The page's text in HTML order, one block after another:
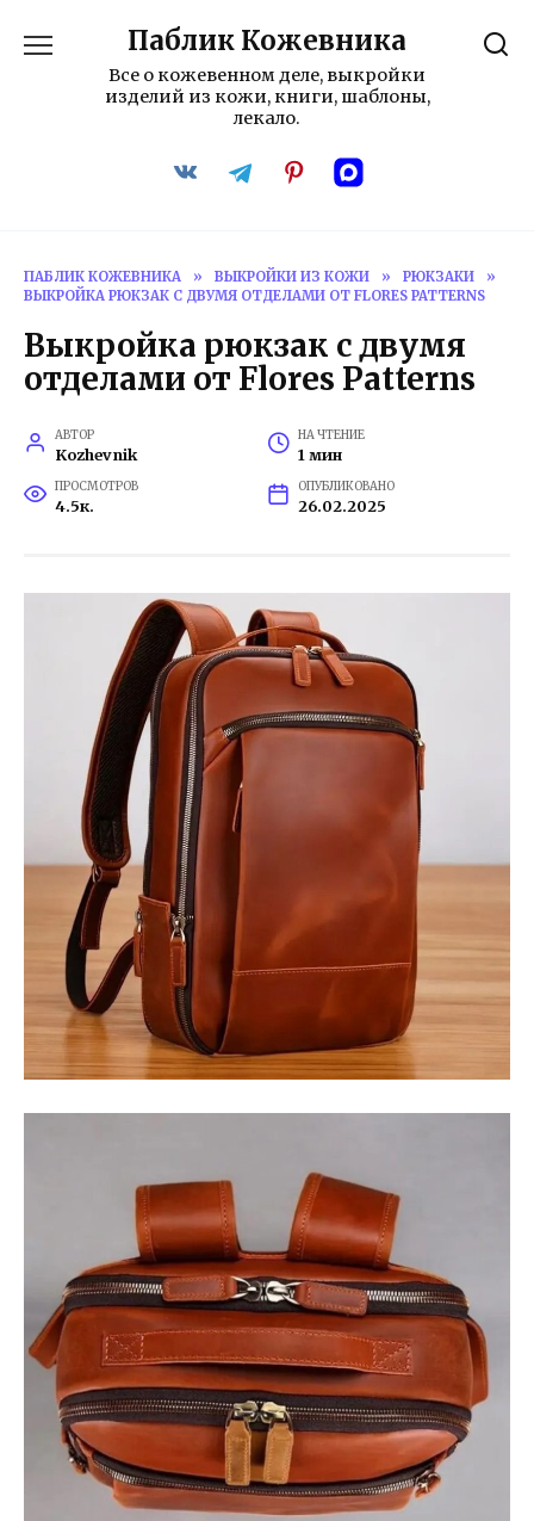
содержанию
Паблик Кожевника
Все о кожевенном деле, выкройки
изделий из кожи, книги, шаблоны,
лекало.
ПАБЛИК КОЖЕВНИКА » ВЫКРОЙКИ ИЗ КОЖИ » РЮКЗАКИ
»
ВЫКРОЙКА РЮКЗАК С ДВУМЯ ОТДЕЛАМИ ОТ FLORES PATTERNS
Выкройка рюкзак с двумя
отделами от Flores Patterns
АВТОР
Kozhevnik
НА ЧТЕНИЕ
1 мин
ПРОСМОТРОВ
4.5к.
ОПУБЛИКОВАНО
26.02.2025